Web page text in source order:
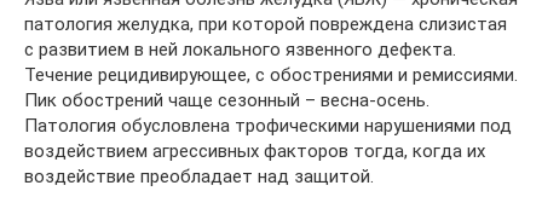
патология желудка, при которой повреждена слизистая
с развитием в ней локального язвенного дефекта.
Течение рецидивирующее, с обострениями и ремиссиями.
Пик обострений чаще сезонный – весна-осень.
Патология обусловлена трофическими нарушениями под
воздействием агрессивных факторов тогда, когда их
воздействие преобладает над защитой.